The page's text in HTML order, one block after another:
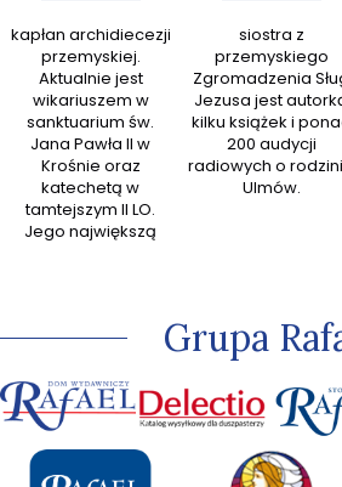
kapłan archidiecezji
przemyskiej.
Aktualnie jest
wikariuszem w
sanktuarium św.
Jana Pawła II w
Krośnie oraz
katechetą w
tamtejszym II LO.
Jego największą
odkrywać miłość
siostra z
przemyskiego
Zgromadzenia
Jezusa jest
kilku książek i
200 audycji
radiowych o
Ulmów.
Grupa